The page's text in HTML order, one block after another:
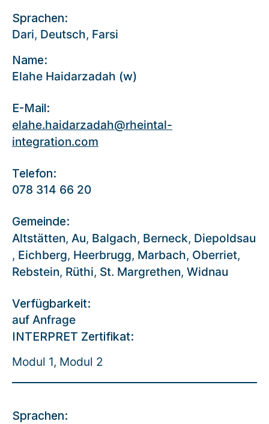
Sprachen:
Dari, Deutsch, Farsi
Name:
Elahe Haidarzadah (w)
E-Mail:
elahe.haidarzadah@rheintal-
integration.com
Telefon:
078 314 66 20
Gemeinde:
Altstätten, Au, Balgach, Berneck, Diepoldsau
, Eichberg, Heerbrugg, Marbach, Oberriet,
Rebstein, Rüthi, St. Margrethen, Widnau
Verfügbarkeit:
auf Anfrage
INTERPRET Zertifikat:
Modul 1, Modul 2
Sprachen: